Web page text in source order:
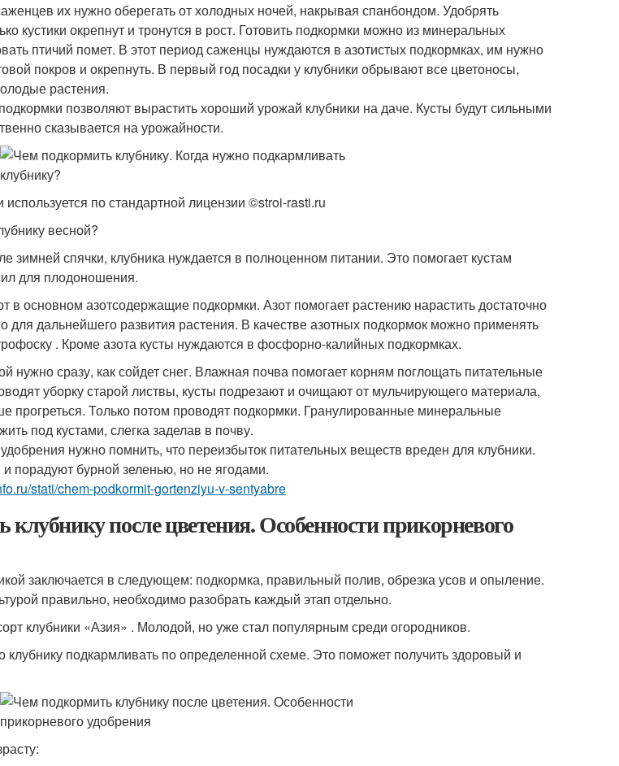
их нужно оберегать от холодных ночей, накрывая спанбондом. Удобрять
кустики окрепнут и тронутся в рост. Готовить подкормки можно из минеральных
птичий помет. В этот период саженцы нуждаются в азотистых подкормках, им нужно
покров и окрепнуть. В первый год посадки у клубники обрывают все цветоносы,
растения.
позволяют вырастить хороший урожай клубники на даче. Кусты будут сильными
сказывается на урожайности.
по стандартной лицензии ©stroi-rasti.ru
весной?
зимней спячки, клубника нуждается в полноценном питании. Это помогает кустам
для плодоношения.
в основном азотсодержащие подкормки. Азот помогает растению нарастить достаточно
для дальнейшего развития растения. В качестве азотных подкормок можно применять
. Кроме азота кусты нуждаются в фосфорно-калийных подкормках.
нужно сразу, как сойдет снег. Влажная почва помогает корням поглощать питательные
уборку старой листвы, кусты подрезают и очищают от мульчирующего материала,
прогреться. Только потом проводят подкормки. Гранулированные минеральные
под кустами, слегка заделав в почву.
нужно помнить, что переизбыток питательных веществ вреден для клубники.
порадуют бурной зеленью, но не ягодами.
stati/chem-podkormit-gortenziyu-v-sentyabre
после цветения. Особенности прикорневого
заключается в следующем: подкормка, правильный полив, обрезка усов и опыление.
правильно, необходимо разобрать каждый этап отдельно.
клубники «Азия» . Молодой, но уже стал популярным среди огородников.
клубнику подкармливать по определенной схеме. Это поможет получить здоровый и